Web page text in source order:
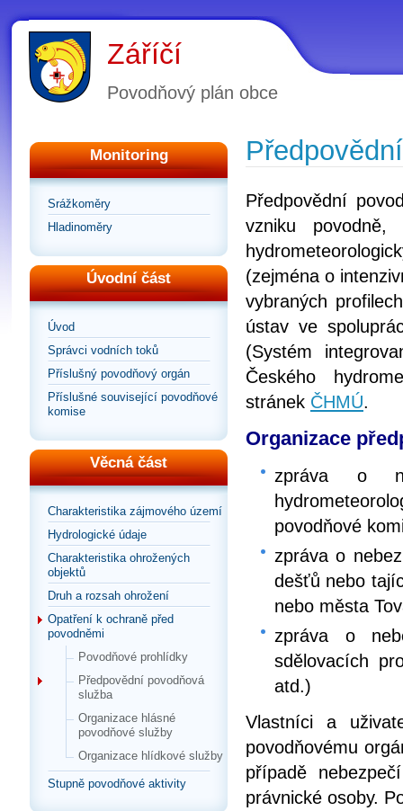
Záříčí
Povodňový plán obce
Monitoring
Srážkoměry
Hladinoměry
Úvodní část
Úvod
Správci vodních toků
Příslušný povodňový orgán
Příslušné související povodňové
komise
Věcná část
Charakteristika zájmového území
Hydrologické údaje
Charakteristika ohrožených
objektů
Druh a rozsah ohrožení
Opatření k ochraně před
povodněmi
Povodňové prohlídky
Předpovědní povodňová
služba
Organizace hlásné
povodňové služby
Organizace hlídkové služby
Stupně povodňové aktivity
Předpovědní
vzniku
(zejména o
vybraných
ústav ve
(Systém
Českého
stránek ČHMÚ.
Organizace
zpráva o
povodňové
zpráva o
dešťů nebo
nebo města
zpráva o
sdělovacích
atd.)
Vlastníci a
povodňovému
případě
právnické osoby.